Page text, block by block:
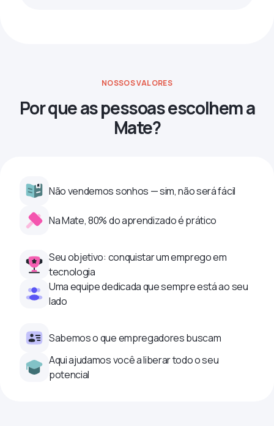
NOSSOS VALORES
Por que as pessoas escolhem a
Mate?
Não vendemos sonhos — sim, não será fácil
Na Mate, 80% do aprendizado é prático
Seu objetivo: conquistar um emprego em
tecnologia
Uma equipe dedicada que sempre está ao seu
lado
Sabemos o que empregadores buscam
Aqui ajudamos você a liberar todo o seu
potencial